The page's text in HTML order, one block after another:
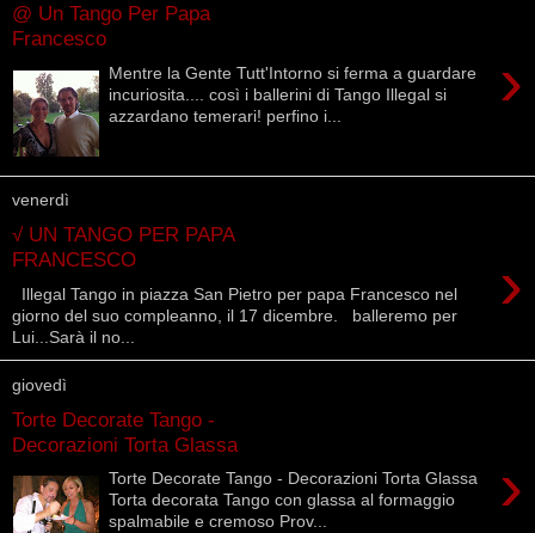
@ Un Tango Per Papa
Francesco
›
Mentre la Gente Tutt'Intorno si ferma a guardare
incuriosita.... così i ballerini di Tango Illegal si
azzardano temerari! perfino i...
venerdì
√ UN TANGO PER PAPA
FRANCESCO
›
Illegal Tango in piazza San Pietro per papa Francesco nel
giorno del suo compleanno, il 17 dicembre. balleremo per
Lui...Sarà il no...
giovedì
Torte Decorate Tango -
Decorazioni Torta Glassa
›
Torte Decorate Tango - Decorazioni Torta Glassa
Torta decorata Tango con glassa al formaggio
spalmabile e cremoso Prov...